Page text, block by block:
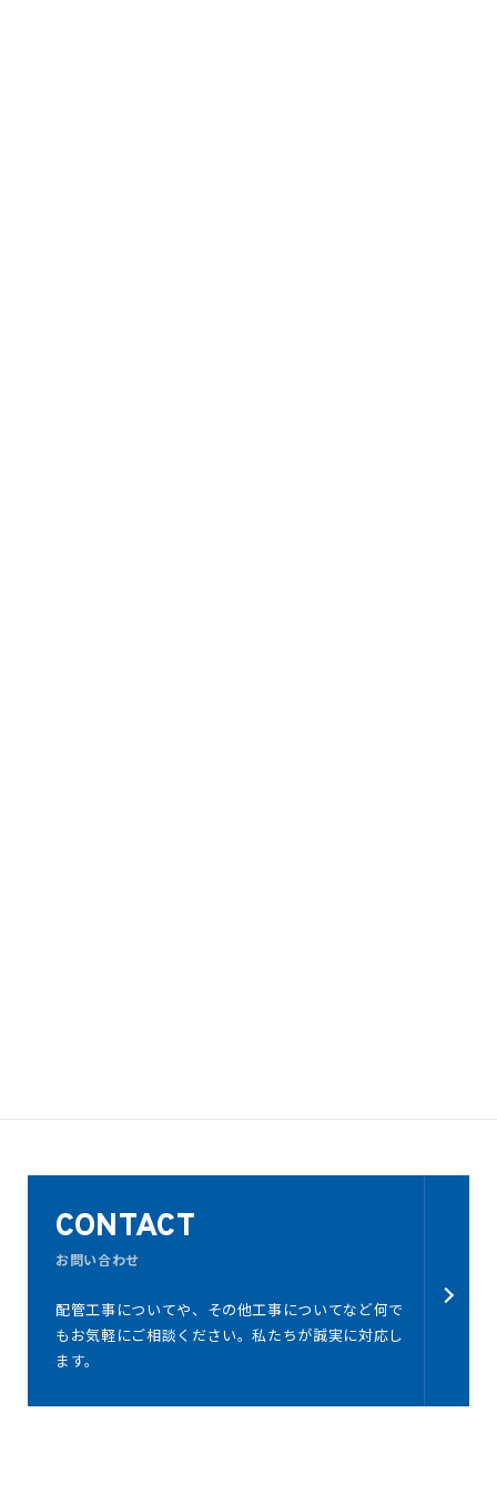
CONTACT
お問い合わせ
配管工事についてや、その他工事についてなど何で
もお気軽にご相談ください。私たちが誠実に対応し
ます。